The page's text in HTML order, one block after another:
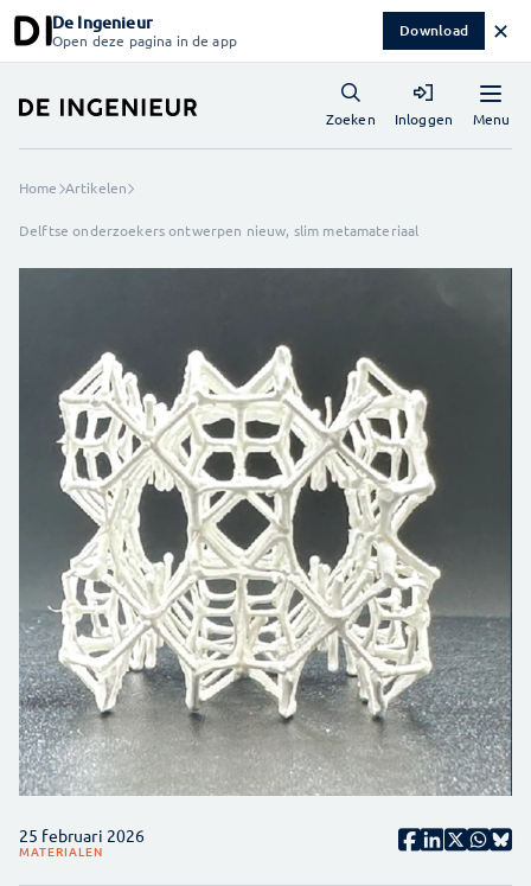
De Ingenieur
Open deze pagina in de app Download ✕
Menu
Zoeken Inloggen
Home Artikelen
Delftse onderzoekers ontwerpen nieuw, slim metamateriaal
25 februari 2026
MATERIALEN